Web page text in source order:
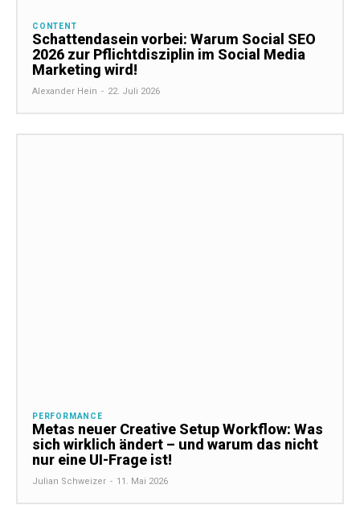
CONTENT
Schattendasein vorbei: Warum Social SEO
2026 zur Pflichtdisziplin im Social Media
Marketing wird!
Alexander Hein - 22. Juli 2026
PERFORMANCE
Metas neuer Creative Setup Workflow: Was
sich wirklich ändert – und warum das nicht
nur eine UI-Frage ist!
Julian Schweizer - 11. Mai 2026